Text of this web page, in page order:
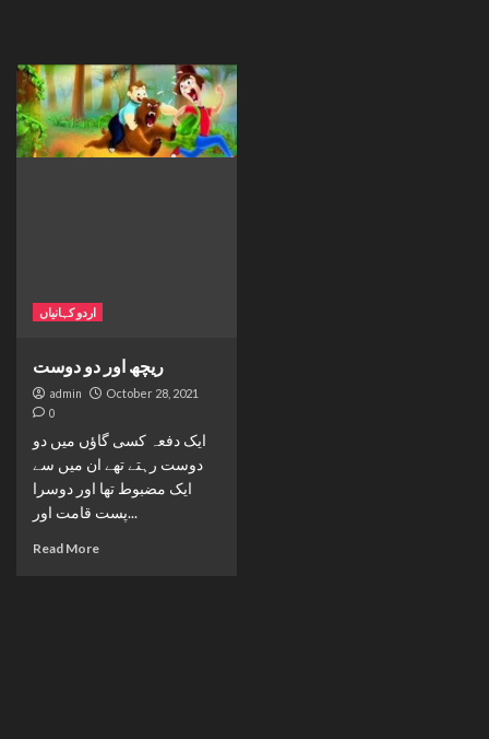
اردو کہانیاں
ریچھ اور دو دوست
admin October 28, 2021
0
ایک دفعہ کسی گاؤں میں دو
دوست رہتے تھے ان میں سے
ایک مضبوط تھا اور دوسرا
پست قامت اور...
Read More